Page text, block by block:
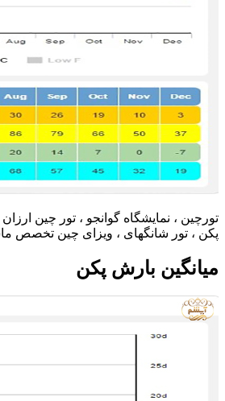
تورچین ، نمایشگاه گوانجو ، تور چین
پکن ، تور شانگهای ، ویزای چین تخصص
میانگین بارش پکن